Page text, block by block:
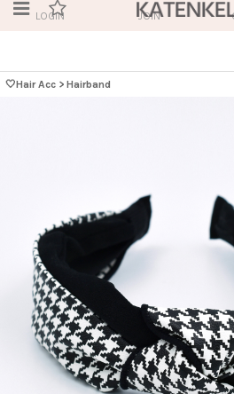
LOGIN JOIN
🤍Hair Acc > Hairband